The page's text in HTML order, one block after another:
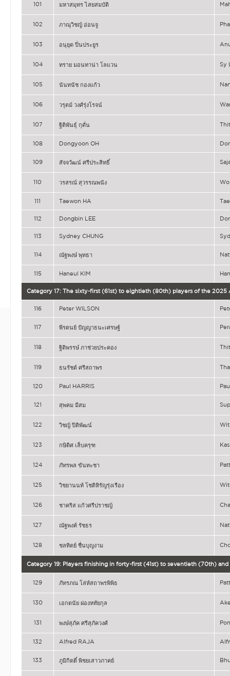
101 มหาสมุทร ไสยสมบัติ
102 ภาณุวิชญ์ อ่อนจู
103 อนุยุต ปิ่นประยูร
104 ทราย มอนทาน่า โลแวน Sy
105 นันทนัช กองแก้ว
106 วรุตม์ วงศ์รุ่งโรจน์
107 ฐิติพันธุ์ กุดั่น
108 Dongyoon OH
109 สัจจวัฒน์ ศรีประสิทธิ์
110 วรสรณ์ สุวรรณพนัง
111 Taewon HA
112 Dongbin LEE
113 Sydney CHUNG
114 ณัฐพงษ์ พุทธา
115 Haneul KIM
Category 17: The sixty-first (61st) to eightieth (80th) players of the 2025
116 Peter WILSON
117 พีรดนย์ ปัญญาธนะเศรษฐ์
118 ฐิติพรรษ์ ภาช่วยประคอง
119 ธนรัชต์ ศรีสถาพร
120 Paul HARRIS
121 สุพคม มีสม
122 วิชญ์ ปิติพัฒน์ Wit
123 กษิดิศ เล็บครุฑ
124 ภัทรพล ขันทะชา
125 วิชยานนท์ โชติหิรัญรุ่งเรือง
126 ชาคริส แก้วศรีปราชญ์
127 ณัฐพงค์ รัชธร
128 ชลทิตย์ ชื่นบุญงาม
Category 19: Players finishing in forty-first (41st) to seventieth (70th)
129 ภัทรภณ โล่ห์สถาพรพิพิธ
130 เอกดนัย ผ่องหทัยกุล
131 พงษ์สุภัค ศรีสุภัควงศ์
132 Alfred RAJA
133 ภูมิกิตติ์ พิชยเสาวภาคย์